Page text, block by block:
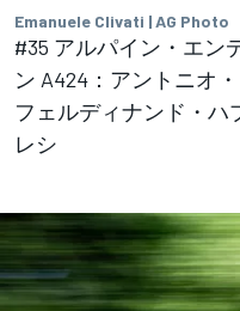
Emanuele Clivati | AG Photo
#35 アルパイン・エン
ン A424：アントニオ
フェルディナンド・ハ
レシ